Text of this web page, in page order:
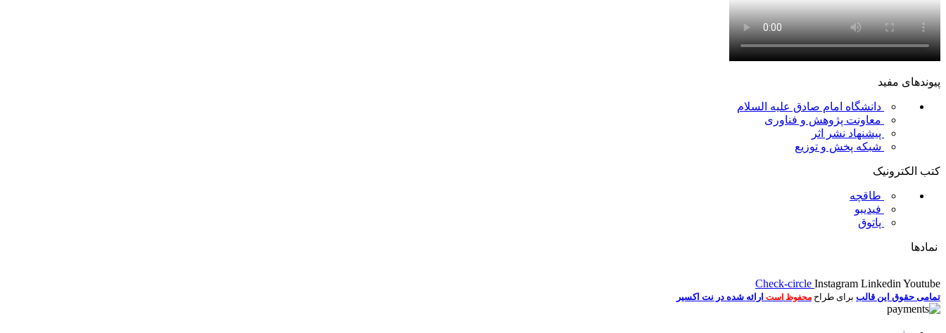
پیوندهای مفید
دانشگاه امام صادق علیه السلام
معاونت پژوهش و فناوری
پیشنهاد نشر اثر
شبکه پخش و توزیع
کتب الکترونیک
طاقچه
فیدیبو
پاتوق
نمادها
Check-circle Instagram Linkedin Youtube
تمامی حقوق این قالب برای طراح محفوظ است ارائه شده در نت اکسیر